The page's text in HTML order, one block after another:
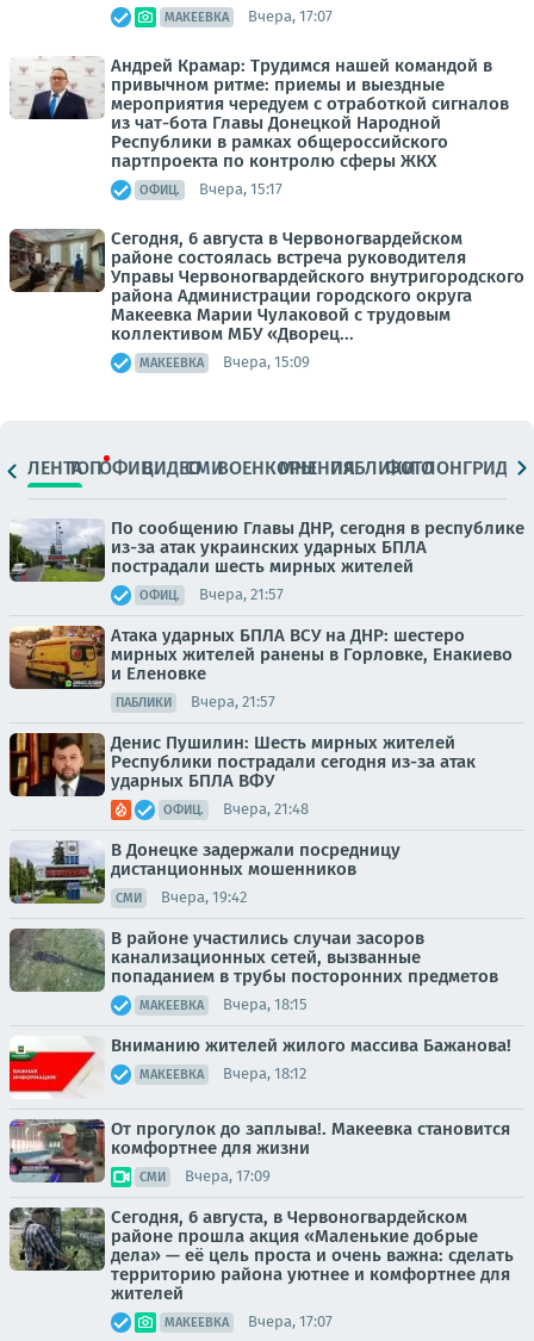
МАКЕЕВКА Вчера, 17:07
Андрей Крамар: Трудимся нашей командой в
привычном ритме: приемы и выездные
мероприятия чередуем с отработкой сигналов
из чат-бота Главы Донецкой Народной
Республики в рамках общероссийского
партпроекта по контролю сферы ЖКХ
ОФИЦ. Вчера, 15:17
Сегодня, 6 августа в Червоногвардейском
районе состоялась встреча руководителя
Управы Червоногвардейского внутригородского
района Администрации городского округа
Макеевка Марии Чулаковой с трудовым
коллективом МБУ «Дворец...
МАКЕЕВКА Вчера, 15:09
ЛЕНТАТОПОФИЦ.ВИДЕОСМИВОЕНКОРЫМНЕНИЯПАБЛИКИ
ФОТОЛОНГРИДЫ
По сообщению Главы ДНР, сегодня в республике
из-за атак украинских ударных БПЛА
пострадали шесть мирных жителей
ОФИЦ. Вчера, 21:57
Атака ударных БПЛА ВСУ на ДНР: шестеро
мирных жителей ранены в Горловке, Енакиево
и Еленовке
ПАБЛИКИ Вчера, 21:57
Денис Пушилин: Шесть мирных жителей
Республики пострадали сегодня из-за атак
ударных БПЛА ВФУ
ОФИЦ. Вчера, 21:48
В Донецке задержали посредницу
дистанционных мошенников
СМИ Вчера, 19:42
В районе участились случаи засоров
канализационных сетей, вызванные
попаданием в трубы посторонних предметов
МАКЕЕВКА Вчера, 18:15
Вниманию жителей жилого массива Бажанова!
МАКЕЕВКА Вчера, 18:12
От прогулок до заплыва!. Макеевка становится
комфортнее для жизни
СМИ Вчера, 17:09
Сегодня, 6 августа, в Червоногвардейском
районе прошла акция «Маленькие добрые
дела» — её цель проста и очень важна: сделать
территорию района уютнее и комфортнее для
жителей
МАКЕЕВКА Вчера, 17:07